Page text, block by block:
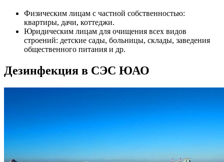
Физическим лицам с частной собственностью:
квартиры, дачи, коттеджи.
Юридическим лицам для очищения всех видов
строений: детские сады, больницы, склады, заведения
общественного питания и др.
Дезинфекция в СЭС ЮАО